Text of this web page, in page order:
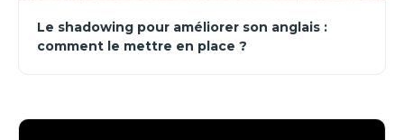
Le shadowing pour améliorer son anglais :
comment le mettre en place ?